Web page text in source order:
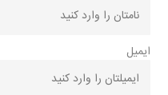
ایمیل